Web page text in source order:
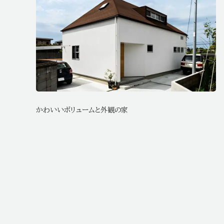
かわいいボリュームと外観の家